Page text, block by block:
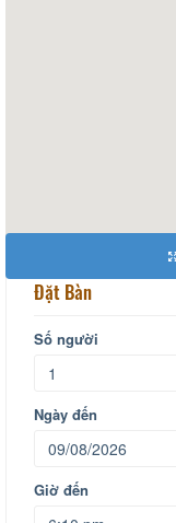
Đặt Bàn
Số người
Ngày đến
Giờ đến